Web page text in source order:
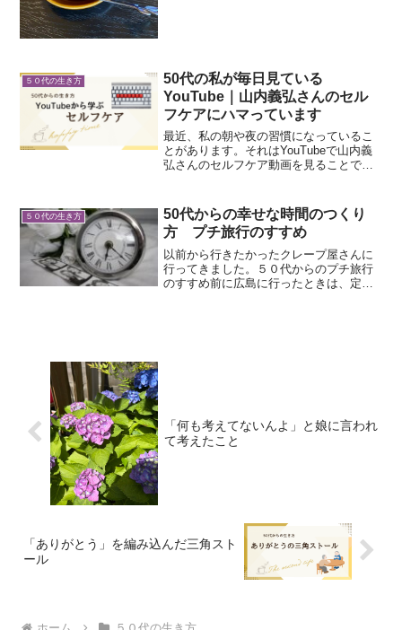
５０代の生き方
50代の私が毎日見ている
YouTube｜山内義弘さんのセル
フケアにハマっています
最近、私の朝や夜の習慣になっているこ
とがあります。それはYouTubeで山内義
弘さんのセルフケア動画を見ることで
のが多く、気軽に続けられています。訪
問介護の仕事では身体...
５０代の生き方
50代からの幸せな時間のつくり
方 プチ旅行のすすめ
以前から行きたかったクレープ屋さんに
行ってきました。５０代からのプチ旅行
のすすめ前に広島に行ったときは、定休
「何も考えてないんよ」と娘に言われ
て考えたこと
「ありがとう」を編み込んだ三角スト
ール